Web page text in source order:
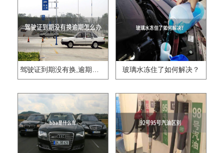
驾驶证到期没有换,逾期怎么办?? 玻璃水冻住了如何解决？